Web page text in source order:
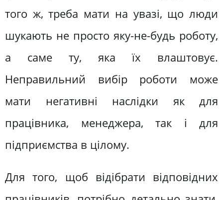
того ж, треба мати на увазі, що люди
шукають не просто яку-не-будь роботу,
а саме ту, яка їх влаштовує.
Неправильний вибір роботи може
мати негативні наслідки як для
працівника, менеджера, так і для
підприємства в цілому.
Для того, щоб відібрати відповідних